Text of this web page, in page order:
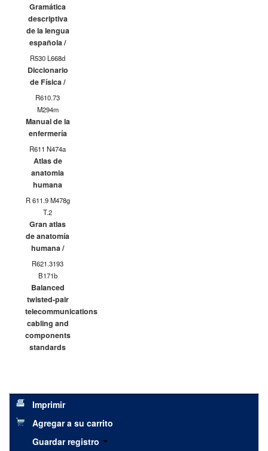
Gramática
descriptiva
de la lengua
española /
R530 L668d
Diccionario
de Física /
R610.73
M294m
Manual de la
enfermería
R611 N474a
Atlas de
anatomia
humana
R 611.9 M478g
T.2
Gran atlas
de anatomía
humana /
R621.3193
B171b
Balanced
twisted-pair
telecommunications
cabling and
components
standards
Imprimir
Agregar a su carrito
Guardar registro